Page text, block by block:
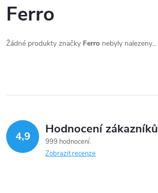
Ferro
Žádné produkty značky Ferro nebyly nalezeny...
4,9 Hodnocení zákazníků
999 hodnocení
Zobrazit recenze